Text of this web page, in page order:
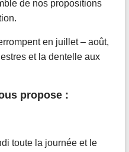
de nos propositions
en juillet – août,
et la dentelle aux
propose :
toute la journée et le